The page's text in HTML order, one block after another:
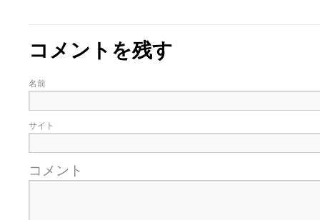
コメントを残す
名前
サイト
コメント